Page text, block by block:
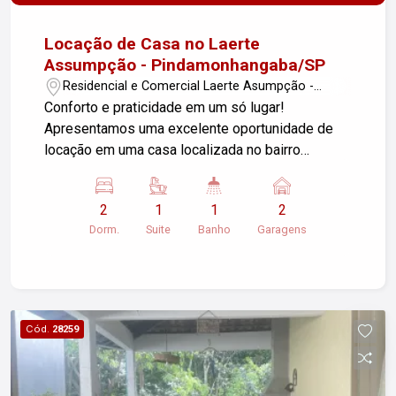
Locação de Casa no Laerte
Assumpção - Pindamonhangaba/SP
Residencial e Comercial Laerte Asumpção -
Pindamonhangaba/SP
Conforto e praticidade em um só lugar!
Apresentamos uma excelente oportunidade de
locação em uma casa localizada no bairro
Características do imóvel: - Sala de estar
aconchegante - 2 dormitórios, sendo 1 suíte - 1
banheiro social - Cozinha funcional - Área de
espaço e conforto para sua família. Localizada
em um bairro tranquilo e bem estruturado, você
estará próximo a comércios, escolas e áreas de
lazer. Não perca essa oportunidade! Agende uma
2
Dorm.
1
Suite
1
Banho
2
Garagens
Cód. 28259